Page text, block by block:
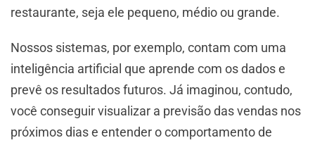
restaurante, seja ele pequeno, médio ou grande.
Nossos sistemas, por exemplo, contam com uma
inteligência artificial que aprende com os dados e
prevê os resultados futuros. Já imaginou, contudo,
você conseguir visualizar a previsão das vendas nos
próximos dias e entender o comportamento de